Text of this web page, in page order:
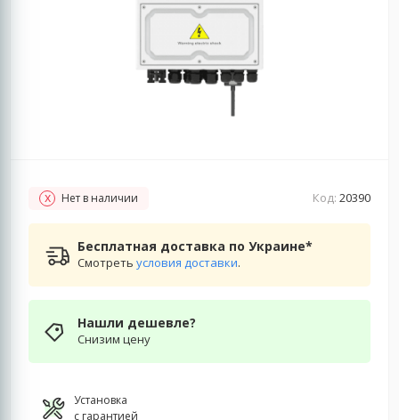
Нет в наличии Код: 20390
Бесплатная доставка по Украине*
Смотретьусловия доставки.
Нашли дешевле?
Снизим цену
Установка
с гарантией